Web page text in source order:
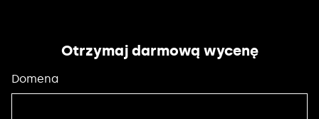
Otrzymaj darmową wycenę
Domena